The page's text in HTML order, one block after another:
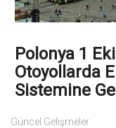
Polonya 1
Otoyollarda
Sistemine
Güncel Gelişmeler